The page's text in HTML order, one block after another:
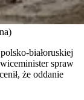
białoruskiej
spraw
że oddanie